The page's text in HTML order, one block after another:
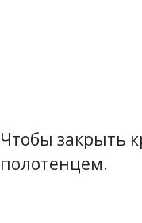
Чтобы закрыть
полотенцем.